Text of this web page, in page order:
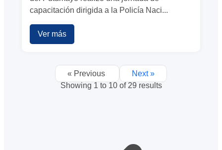
capacitación dirigida a la Policía Naci...
Ver más
« Previous
Next »
Showing 1 to 10of 29 results